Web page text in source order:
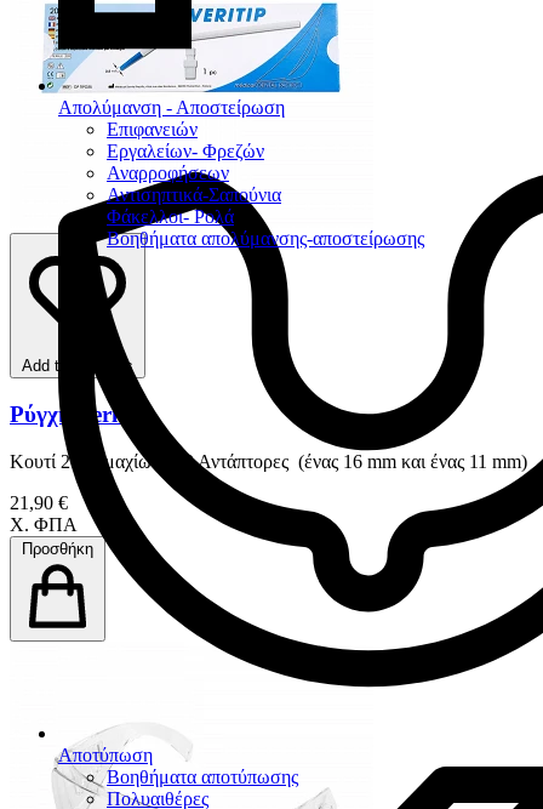
Απολύμανση - Αποστείρωση
Επιφανειών
Εργαλείων- Φρεζών
Αναρροφήσεων
Αντισηπτικά-Σαπούνια
Φάκελλοι- Ρολά
Βοηθήματα απολύμανσης-αποστείρωσης
Αποτύπωση
Βοηθήματα αποτύπωσης
Πολυαιθέρες
Add to favorites
Ρύγχη Veritip
Κουτί 20 Τεμαχίων & 2 Αντάπτορες (ένας 16 mm και ένας 11 mm)
21,90 €
Χ. ΦΠΑ
Προσθήκη